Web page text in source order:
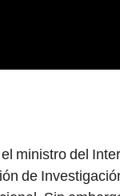
Andina
ministro del
de